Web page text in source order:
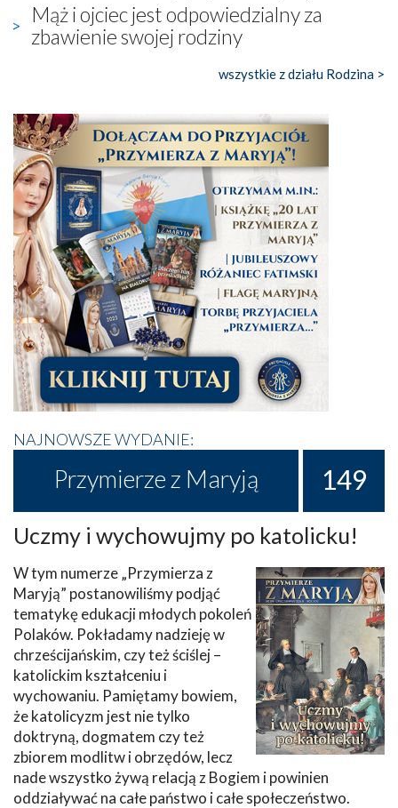
Mąż i ojciec jest odpowiedzialny za
zbawienie swojej rodziny
wszystkie z działu Rodzina >
NAJNOWSZE WYDANIE:
Przymierze z Maryją 149
Uczmy i wychowujmy po katolicku!
W tym numerze „Przymierza z
Maryją” postanowiliśmy podjąć
tematykę edukacji młodych pokoleń
Polaków. Pokładamy nadzieję w
chrześcijańskim, czy też ściślej –
katolickim kształceniu i
wychowaniu. Pamiętamy bowiem,
że katolicyzm jest nie tylko
doktryną, dogmatem czy też
zbiorem modlitw i obrzędów, lecz
nade wszystko żywą relacją z Bogiem i powinien
oddziaływać na całe państwo i całe społeczeństwo.